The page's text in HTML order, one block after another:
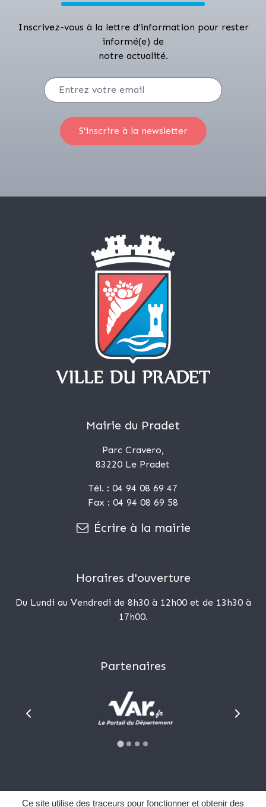
Inscrivez-vous à la lettre d’information pour rester
informé(e) de
notre actualité.
Mairie du Pradet
Parc Cravero,
83220 Le Pradet
Tél. : 04 94 08 69 47
Fax : 04 94 08 69 58
Écrire à la mairie
Horaires d'ouverture
Du Lundi au Vendredi de 8h30 à 12h00 et de 13h30 à
17h00.
Partenaires
Plan du site
Ce site utilise des traceurs pour fonctionner et obtenir des